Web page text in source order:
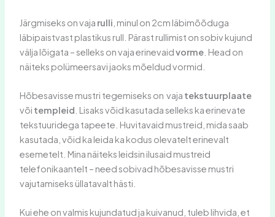
Järgmiseks on vaja rulli , minul on 2cm läbimõõduga
läbipaistvast plastikus rull. Pärast rullimist on sobiv kujund
välja lõigata – selleks on vaja erinevaidvorme. Head on
näiteks polümeersavi jaoks mõeldud vormid.
Hõbesavisse mustri tegemiseks on vaja tekstuurplaate
või templeid . Lisaks võid kasutada selleks ka erinevate
tekstuuridega tapeete. Huvitavaid mustreid, mida saab
kasutada, võid ka leida ka kodus olevatelt erinevalt
esemetelt. Mina näiteks leidsin ilusaid mustreid
telefonikaantelt – need sobivad hõbesavisse mustri
vajutamiseks üllatavalt hästi.
Kui ehe on valmis kujundatud ja kuivanud, tuleb lihvida, et